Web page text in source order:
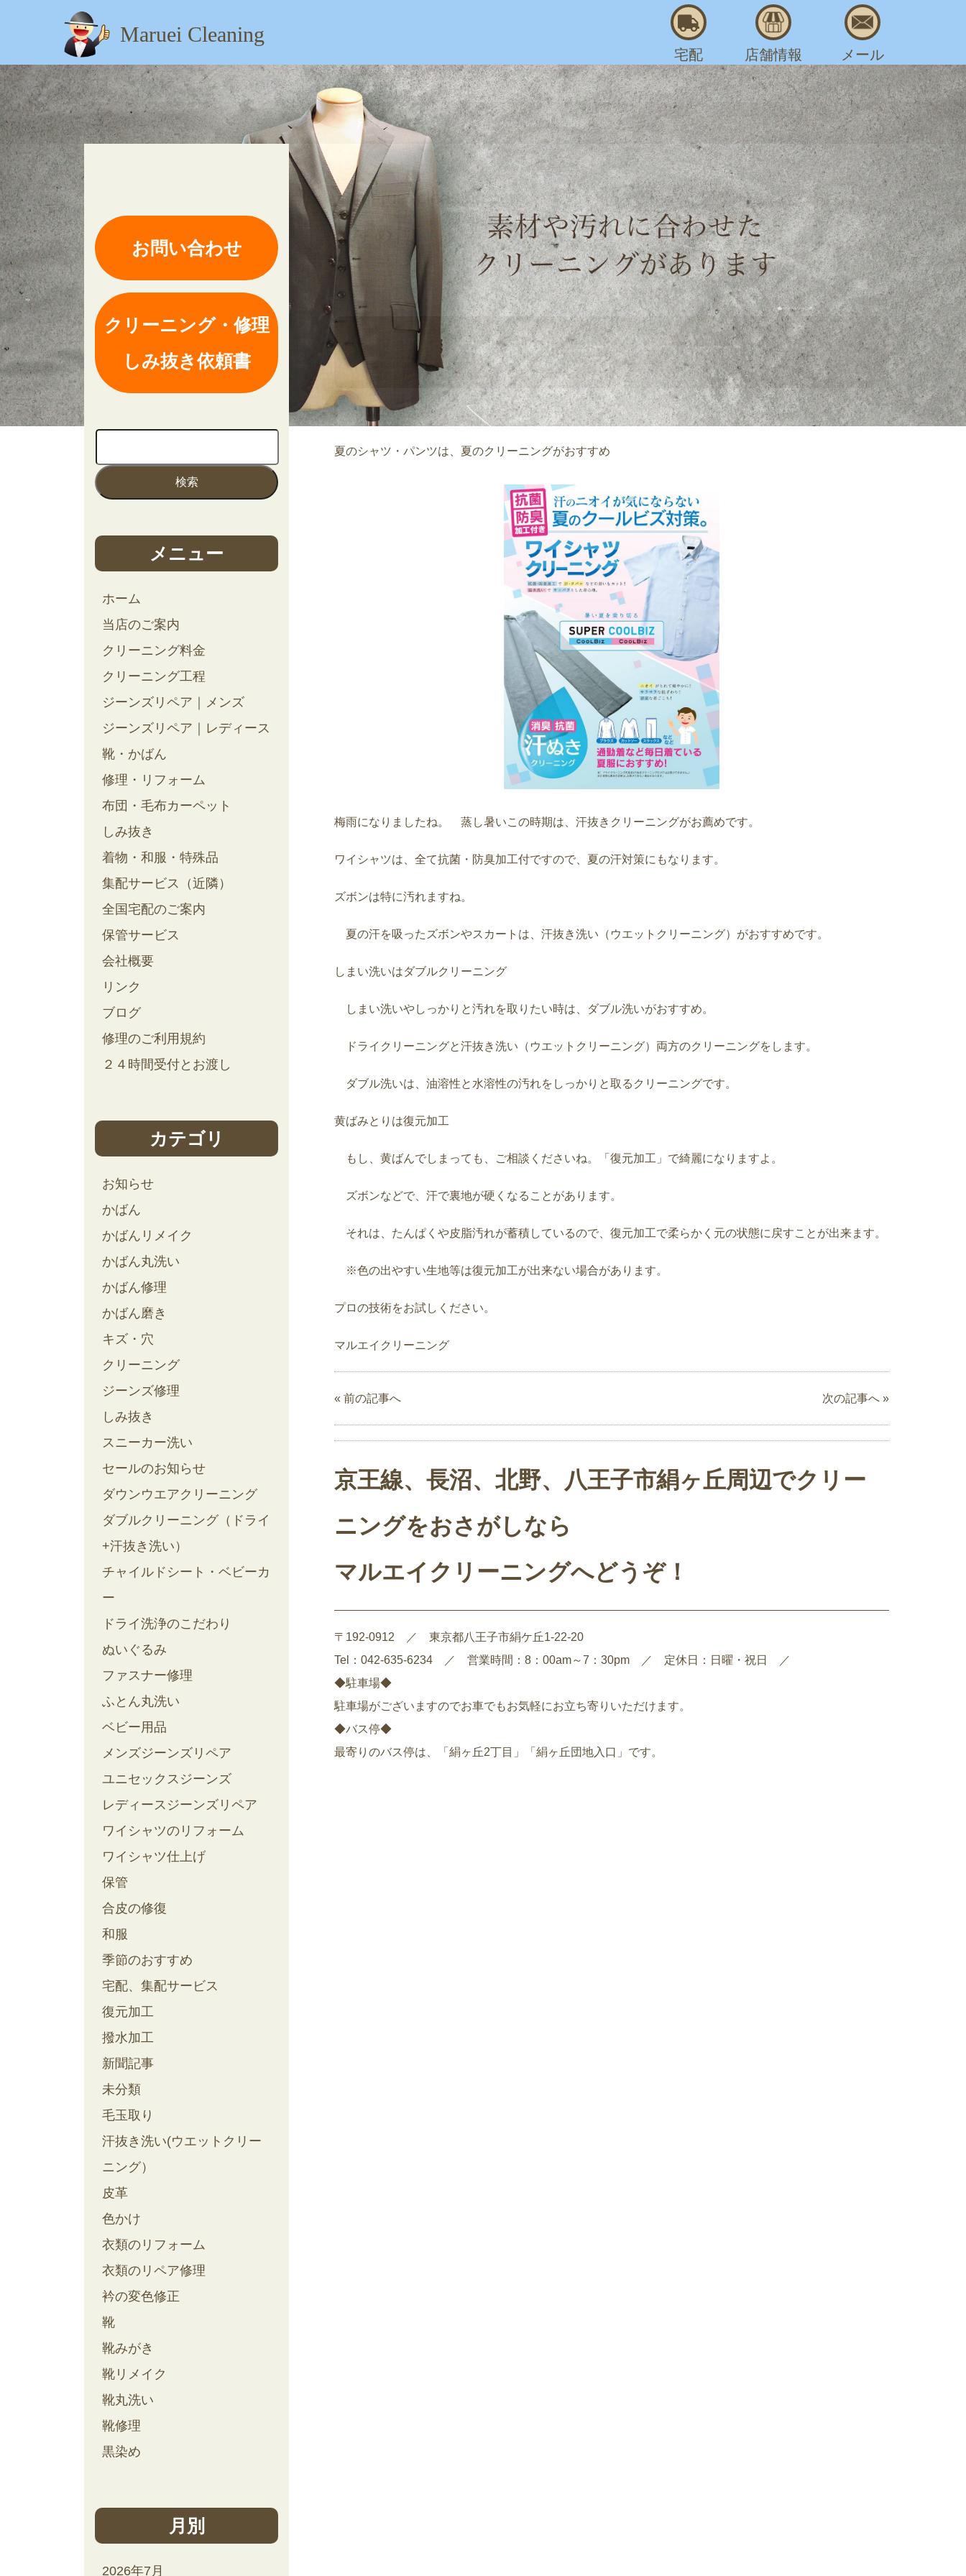
Maruei Cleaning
宅配 店舗情報 メール
【住所】：東京都八王子市絹ヶ丘1-22-20 【TEL】：042-635-6234 【営業時間】：AM 8:00～PM 7:30
汗抜きクリーニングのおすすめ | maruei-cleaning.com
お問い合わせ
クリーニング・修理
しみ抜き依頼書
メニュー
ホーム
当店のご案内
クリーニング料金
クリーニング工程
ジーンズリペア｜メンズ
ジーンズリペア｜レディース
靴・かばん
修理・リフォーム
布団・毛布カーペット
しみ抜き
着物・和服・特殊品
集配サービス（近隣）
全国宅配のご案内
保管サービス
会社概要
リンク
ブログ
修理のご利用規約
２４時間受付とお渡し
カテゴリ
お知らせ
かばん
かばんリメイク
かばん丸洗い
かばん修理
かばん磨き
キズ・穴
クリーニング
ジーンズ修理
しみ抜き
スニーカー洗い
セールのお知らせ
ダウンウエアクリーニング
ダブルクリーニング（ドライ
+汗抜き洗い）
チャイルドシート・ベビーカ
ー
ドライ洗浄のこだわり
ぬいぐるみ
ファスナー修理
ふとん丸洗い
ベビー用品
メンズジーンズリペア
ユニセックスジーンズ
レディースジーンズリペア
ワイシャツのリフォーム
ワイシャツ仕上げ
保管
合皮の修復
和服
季節のおすすめ
宅配、集配サービス
復元加工
撥水加工
新聞記事
未分類
毛玉取り
汗抜き洗い(ウエットクリー
ニング）
皮革
色かけ
衣類のリフォーム
衣類のリペア修理
衿の変色修正
靴
靴みがき
靴リメイク
靴丸洗い
靴修理
黒染め
月別
2026年7月
maruei-cleaning.com>お知らせ>汗抜きクリーニングのおす
すめ
汗抜きクリーニングのおすすめ
2014年06月26日
夏のシャツ・パンツは、夏のクリーニングがおすすめ
梅雨になりましたね。 蒸し暑いこの時期は、汗抜きクリーニングがお薦めです。
ワイシャツは、全て抗菌・防臭加工付ですので、夏の汗対策にもなります。
ズボンは特に汚れますね。
夏の汗を吸ったズボンやスカートは、汗抜き洗い（ウエットクリーニング）がおすすめです。
しまい洗いはダブルクリーニング
しまい洗いやしっかりと汚れを取りたい時は、ダブル洗いがおすすめ。
ドライクリーニングと汗抜き洗い（ウエットクリーニング）両方のクリーニングをします。
ダブル洗いは、油溶性と水溶性の汚れをしっかりと取るクリーニングです。
黄ばみとりは復元加工
もし、黄ばんでしまっても、ご相談くださいね。「復元加工」で綺麗になりますよ。
ズボンなどで、汗で裏地が硬くなることがあります。
それは、たんぱくや皮脂汚れが蓄積しているので、復元加工で柔らかく元の状態に戻すことが出来ます。
※色の出やすい生地等は復元加工が出来ない場合があります。
プロの技術をお試しください。
マルエイクリーニング
« 前の記事へ 次の記事へ »
京王線、長沼、北野、八王子市絹ヶ丘周辺でクリー
ニングをおさがしなら
マルエイクリーニングへどうぞ！
〒192-0912 ／ 東京都八王子市絹ケ丘1-22-20
Tel：042-635-6234 ／ 営業時間：8：00am～7：30pm ／ 定休日：日曜・祝日 ／
◆駐車場◆
駐車場がございますのでお車でもお気軽にお立ち寄りいただけます。
◆バス停◆
最寄りのバス停は、「絹ヶ丘2丁目」「絹ヶ丘団地入口」です。